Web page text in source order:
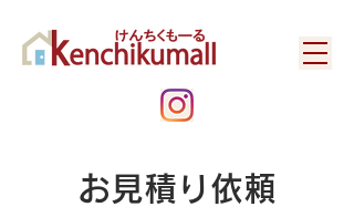
お見積り依頼